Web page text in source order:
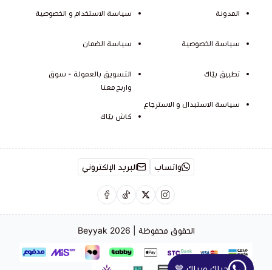
المدونة
سياسة الخصوصية
تطبيق بيّاك
سياسة الاستبدال و الاسترجاع
سياسة الاستخدام و الخصوصية
سياسة الضمان
التسويق بالعمولة - سوق
واربح معنا
كاش بيّاك
واتساب البريد الإلكتروني
الحقوق محفوظة | 2026 Beyyak